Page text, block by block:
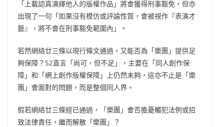
「上載認真演繹他人的版權作品」將會獲得刑事豁免，但亦
出現了一句「如果沒有模仿或評論性質，會被視作『表演才
藝』，將不會在刑事豁免範圍內」。
若然網絡廿三條以現行條文通過，又能否為「樂團」提供足
夠保障？S2直言「尚可，但不足」，主要在「同人創作保
障」和「網上創作版權保障」上仍然未夠，這亦不止是「樂
團」會面對的問題，而是整個同人界。
假若網絡廿三條經已通過，「樂團」會否擔憂觸犯法例或招
致法律責任，繼而解散「樂團」？